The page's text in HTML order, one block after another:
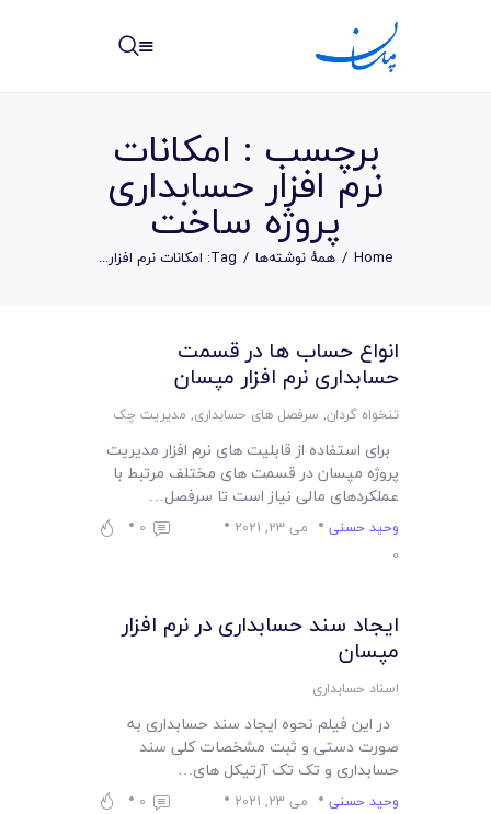
برچسب : امکانات
نرم افزار حسابداری
پروژه ساخت
Home همهٔ نوشته‌ها Tag: امکانات نرم افزار...
خانه
مرکز آموزش
امکانات
سیستم ها
لیست قیمت محصولات
انواع حساب ها در قسمت
حسابداری نرم افزار مپسان
تنخواه گردان, سرفصل های حسابداری, مدیریت چک
برای استفاده از قابلیت های نرم افزار مدیریت
پروژه مپسان در قسمت های مختلف مرتبط با
عملکردهای مالی نیاز است تا سرفصل…
وحید حسنی می 23, 2021
0
0
ایجاد سند حسابداری در نرم افزار
مپسان
اسناد حسابداری
در این فیلم نحوه ایجاد سند حسابداری به
صورت دستی و ثبت مشخصات کلی سند
حسابداری و تک تک آرتیکل های…
وحید حسنی می 23, 2021
0